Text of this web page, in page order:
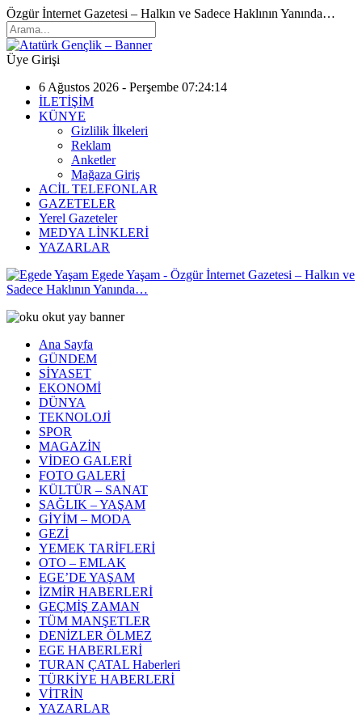
Özgür İnternet Gazetesi – Halkın ve Sadece Haklının Yanında…
Üye Girişi
6 Ağustos 2026 - Perşembe 07:24:14
İLETİŞİM
KÜNYE
Gizlilik İlkeleri
Reklam
Anketler
Mağaza Giriş
ACİL TELEFONLAR
GAZETELER
Yerel Gazeteler
MEDYA LİNKLERİ
YAZARLAR
Egede Yaşam - Özgür İnternet Gazetesi – Halkın ve
Sadece Haklının Yanında…
Ana Sayfa
GÜNDEM
SİYASET
EKONOMİ
DÜNYA
TEKNOLOJİ
SPOR
MAGAZİN
VİDEO GALERİ
FOTO GALERİ
KÜLTÜR – SANAT
SAĞLIK – YAŞAM
GİYİM – MODA
GEZİ
YEMEK TARİFLERİ
OTO – EMLAK
EGE’DE YAŞAM
İZMİR HABERLERİ
GEÇMİŞ ZAMAN
TÜM MANŞETLER
DENİZLER ÖLMEZ
EGE HABERLERİ
TURAN ÇATAL Haberleri
TÜRKİYE HABERLERİ
VİTRİN
YAZARLAR